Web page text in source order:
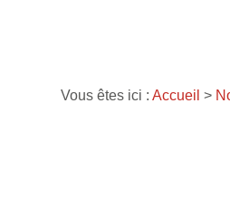
Vous êtes ici :Accueil >